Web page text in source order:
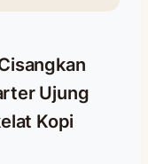
Ujung
Kopi